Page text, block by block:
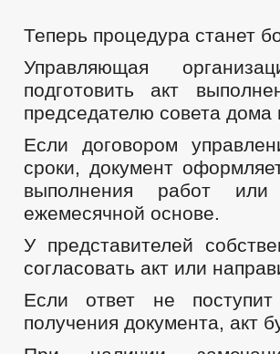
Теперь процедура станет
Управляющая
подготовить акт
председателю совета
Если договором
сроки, документ
выполнения работ
ежемесячной основе.
У представителей
согласовать акт или
Если ответ не
получения документа, акт